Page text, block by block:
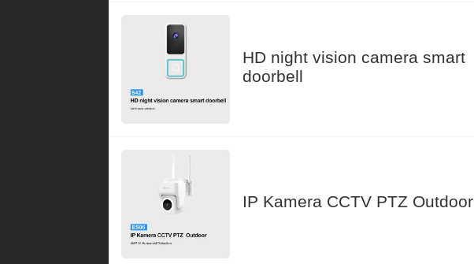
HD night vision camera smart
doorbell
IP Kamera CCTV PTZ Outdoor